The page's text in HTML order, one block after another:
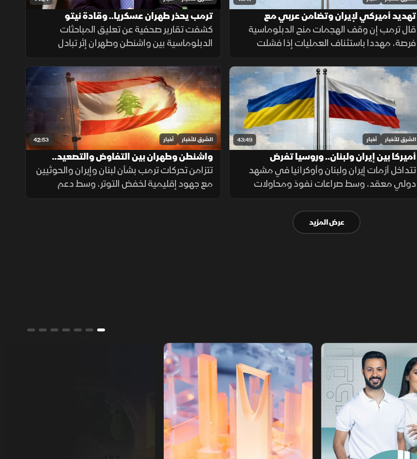
تهديد أميركي لإيران وتضامن عربي مع
السعودية وتصعيد في الضفة
قال ترمب إن وقف الهجمات منح الدبلوماسية
فرصة، مهددا باستئناف العمليات إذا فشلت
المفاوضات، بالتزامن مع تضامن عربي وخليجي
مع السعودية وتصعيد إسرائيلي جديد في
الضفة الغربية.
ترمب يحذر طهران عسكريا.. وقادة نيتو
يخشون نقص الدعم
كشفت تقارير صحفية عن تعليق المباحثات
الدبلوماسية بين واشنطن وطهران إثر تبادل
القصف الجوي بمضيق هرمز، وسط تحذيرات من
مغبة مواصلة انتهاك وقف القتال وتأكيدات
بمواصلة حماية الملاحة البحرية.
43:49 الشرق للأخبار أخبار
أميركا بين إيران ولبنان.. وروسيا تفرض
حساباتها في أوكرانيا
تتداخل أزمات إيران ولبنان وأوكرانيا في مشهد
دولي معقد، وسط صراعات نفوذ ومحاولات
دبلوماسية ترسم ملامح المرحلة المقبلة.
42:53 الشرق للأخبار أخبار
واشنطن وطهران بين التفاوض والتصعيد..
ولبنان في دائرة الدعم
تتزامن تحركات ترمب بشأن لبنان وإيران والحوثيين
مع جهود إقليمية لخفض التوتر، وسط دعم
أميركي لبيروت وترتيبات جنوب لبنان، بالتوازي
عرض المزيد
أخبار الشرق